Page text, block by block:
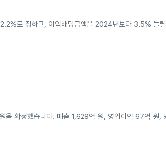
로 정하고, 이익배당금액을 2024년보다 3.5% 늘
을 확정했습니다. 매출 1,628억 원, 영업이익 67억 원,